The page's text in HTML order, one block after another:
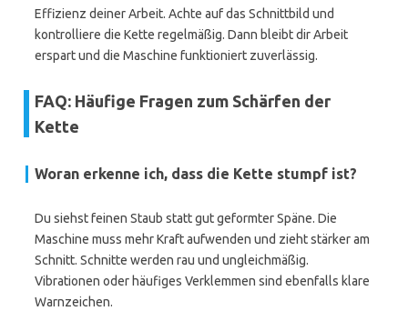
Effizienz deiner Arbeit. Achte auf das Schnittbild und
kontrolliere die Kette regelmäßig. Dann bleibt dir Arbeit
erspart und die Maschine funktioniert zuverlässig.
FAQ: Häufige Fragen zum Schärfen der
Kette
Woran erkenne ich, dass die Kette stumpf ist?
Du siehst feinen Staub statt gut geformter Späne. Die
Maschine muss mehr Kraft aufwenden und zieht stärker am
Schnitt. Schnitte werden rau und ungleichmäßig.
Vibrationen oder häufiges Verklemmen sind ebenfalls klare
Warnzeichen.